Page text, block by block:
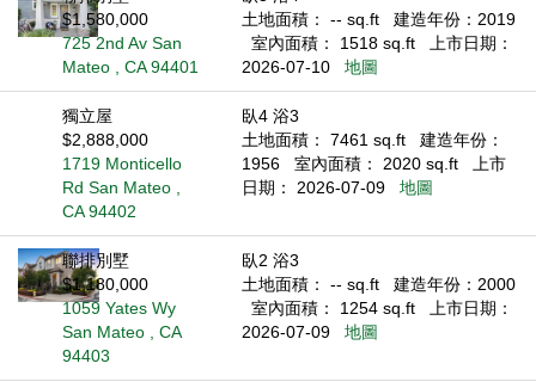
$1,580,000
725 2nd Av San
Mateo , CA 94401
土地面積： -- sq.ft
建造年份：2019
室內面積： 1518 sq.ft
上市日期：
2026-07-10
地圖
獨立屋
$2,888,000
1719 Monticello
Rd San Mateo ,
CA 94402
臥4 浴3
土地面積： 7461 sq.ft
建造年份：
1956
室內面積： 2020 sq.ft
上市
日期： 2026-07-09
地圖
聯排別墅
$1,180,000
1059 Yates Wy
San Mateo , CA
94403
臥2 浴3
土地面積： -- sq.ft
建造年份：2000
室內面積： 1254 sq.ft
上市日期：
2026-07-09
地圖